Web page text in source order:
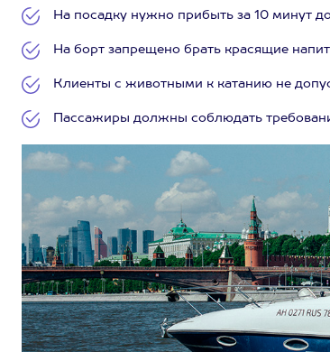
На посадку нужно прибыть за 10 минут
На борт запрещено брать красящие
Клиенты с животными к катанию не
Пассажиры должны соблюдать